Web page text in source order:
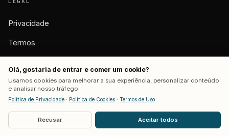
Privacidade
Termos
FEITO COM CAFÉ POR
MATHEUS SERAFIM
Olá, gostaria de entrar e comer um cookie?
Usamos cookies para melhorar a sua experiência, personalizar conteúdo
e analisar nosso tráfego.
Política de Privacidade · Política de Cookies · Termos de Uso
Recusar Aceitar todos